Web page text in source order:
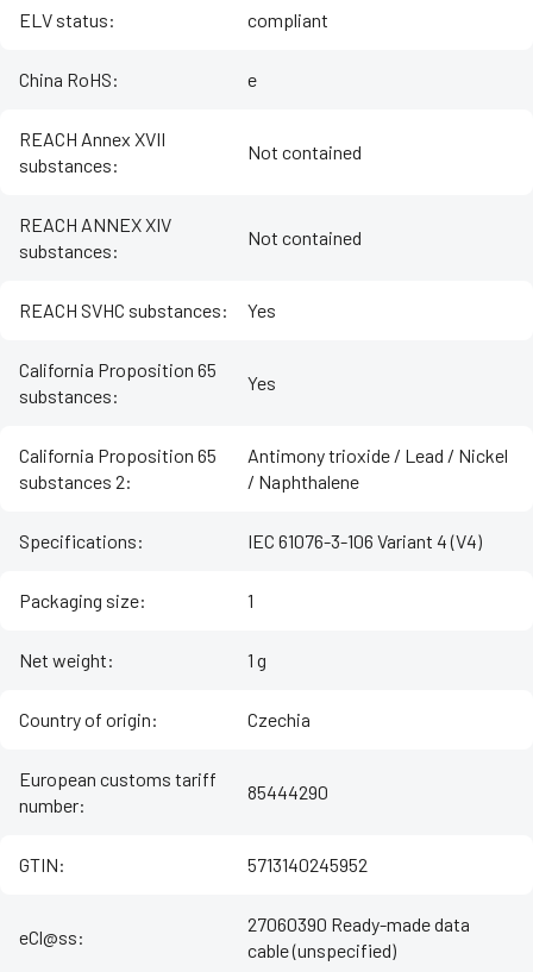
ELV status: compliant
China RoHS: e
REACH Annex XVII
substances:
Not contained
REACH ANNEX XIV
substances:
Not contained
REACH SVHC substances: Yes
California Proposition 65
substances:
Yes
California Proposition 65
substances 2:
Antimony trioxide / Lead / Nickel
/ Naphthalene
Specifications: IEC 61076-3-106 Variant 4 (V4)
Packaging size: 1
Net weight: 1 g
Country of origin: Czechia
European customs tariff
number:
85444290
GTIN: 5713140245952
eCl@ss:
27060390 Ready-made data
cable (unspecified)